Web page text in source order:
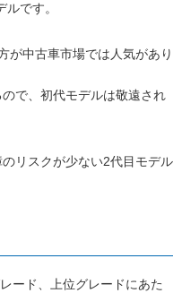
です。
が中古車市場では人気があり
で、初代モデルは敬遠され
リスクが少ない2代目モデル
ード、上位グレードにあた